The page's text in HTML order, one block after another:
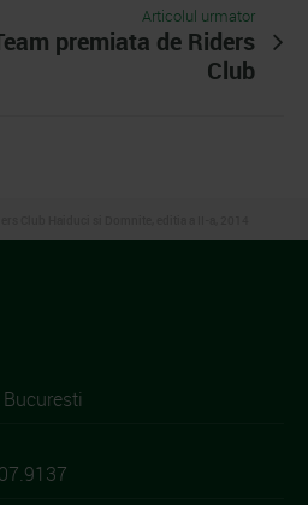
Articolul urmator
premiata de Riders
Club